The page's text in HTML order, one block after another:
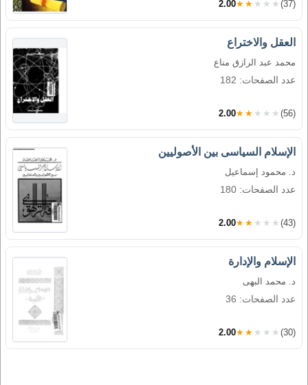
2.00★★★★★ (37)
العقل والاختراع
محمد عبد الرازق مناع
عدد الصفحات: 182
2.00★★★★★ (56)
الإسلام السياسى بين الأصوليين
د. محمود إسماعيل
عدد الصفحات: 180
2.00★★★★★ (43)
الإسلام والإدارة
د. محمد البهى
عدد الصفحات: 36
2.00★★★★★ (30)